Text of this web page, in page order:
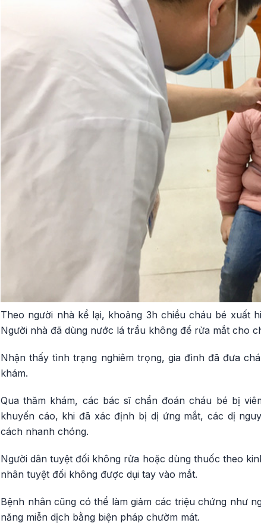
Theo người nhà kể lại, khoảng 3h chiều cháu bé xuất
Người nhà đã dùng nước lá trầu không để rửa mắt cho
Nhận thấy tình trạng nghiêm trọng, gia đình đã đưa
khám.
Qua thăm khám, các bác sĩ chẩn đoán cháu bé bị
khuyến cáo, khi đã xác định bị dị ứng mắt, các dị
cách nhanh chóng.
Người dân tuyệt đối không rửa hoặc dùng thuốc theo
nhân tuyệt đối không được dụi tay vào mắt.
Bệnh nhân cũng có thể làm giảm các triệu chứng như
năng miễn dịch bằng biện pháp chườm mát.